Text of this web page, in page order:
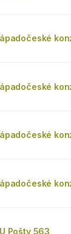
Pošty 563